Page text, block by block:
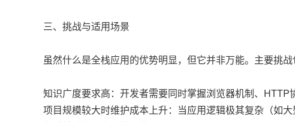
三、挑战与适用场景
虽然什么是全栈应用的优势明显，但它并非万能。主要挑战
知识广度要求高：开发者需要同时掌握浏览器机制、HTTP
项目规模较大时维护成本上升：当应用逻辑极其复杂（如